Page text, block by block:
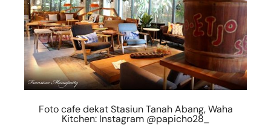
Foto cafe dekat Stasiun Tanah Abang, Waha
Kitchen: Instagram @papicho28_